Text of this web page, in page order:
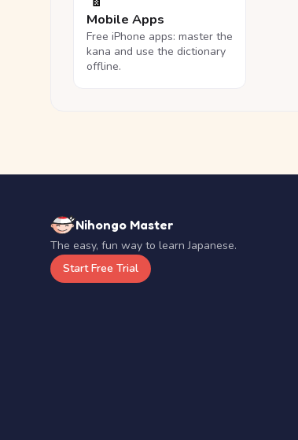
Mobile Apps
Free iPhone apps: master the
kana and use the dictionary
offline.
Nihongo Master
The easy, fun way to learn Japanese.
Start Free Trial